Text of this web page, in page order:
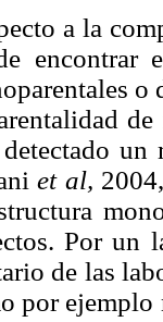
a la
encontrar
o
un
et al,
Por un
de las
por ejemplo